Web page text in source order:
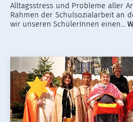
Alltagsstress und Probleme aller
Rahmen der Schulsozialarbeit an
wir unseren SchülerInnen einen…